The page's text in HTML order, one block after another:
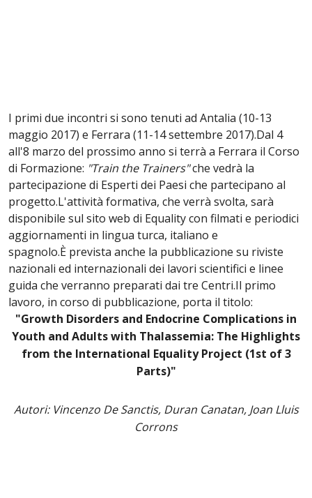
I primi due incontri si sono tenuti ad Antalia (10-13
maggio 2017) e Ferrara (11-14 settembre 2017).Dal 4
all'8 marzo del prossimo anno si terrà a Ferrara il Corso
di Formazione: "Train the Trainers"che vedrà la
partecipazione di Esperti dei Paesi che partecipano al
progetto.L'attività formativa, che verrà svolta, sarà
disponibile sul sito web di Equality con filmati e periodici
aggiornamenti in lingua turca, italiano e
spagnolo.È prevista anche la pubblicazione su riviste
nazionali ed internazionali dei lavori scientifici e linee
guida che verranno preparati dai tre Centri.Il primo
lavoro, in corso di pubblicazione, porta il titolo:
"Growth Disorders and Endocrine Complications in
Youth and Adults with Thalassemia: The Highlights
from the International Equality Project (1st of 3
Parts)"
Autori: Vincenzo De Sanctis, Duran Canatan, Joan Lluis
Corrons